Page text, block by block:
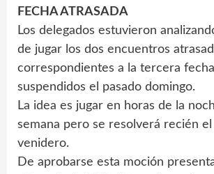
FECHA ATRASADA
Los delegados estuvieron
de jugar los dos encuentros
correspondientes a la tercera
suspendidos el pasado domingo.
La idea es jugar en horas de la
semana pero se resolverá recién el
venidero.
De aprobarse esta moción